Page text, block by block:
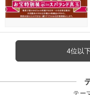
4位以
テー